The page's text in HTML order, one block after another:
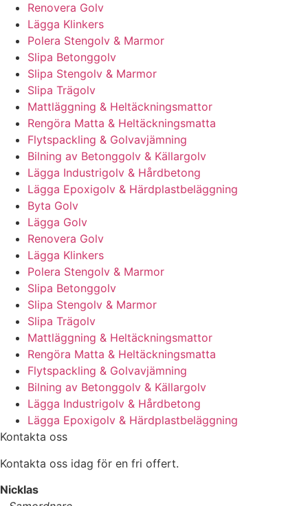
Renovera Golv
Lägga Klinkers
Polera Stengolv & Marmor
Slipa Betonggolv
Slipa Stengolv & Marmor
Slipa Trägolv
Mattläggning & Heltäckningsmattor
Rengöra Matta & Heltäckningsmatta
Flytspackling & Golvavjämning
Bilning av Betonggolv & Källargolv
Lägga Industrigolv & Hårdbetong
Lägga Epoxigolv & Härdplastbeläggning
Byta Golv
Lägga Golv
Renovera Golv
Lägga Klinkers
Polera Stengolv & Marmor
Slipa Betonggolv
Slipa Stengolv & Marmor
Slipa Trägolv
Mattläggning & Heltäckningsmattor
Rengöra Matta & Heltäckningsmatta
Flytspackling & Golvavjämning
Bilning av Betonggolv & Källargolv
Lägga Industrigolv & Hårdbetong
Lägga Epoxigolv & Härdplastbeläggning
Kontakta oss
Kontakta oss idag för en fri offert.
Nicklas